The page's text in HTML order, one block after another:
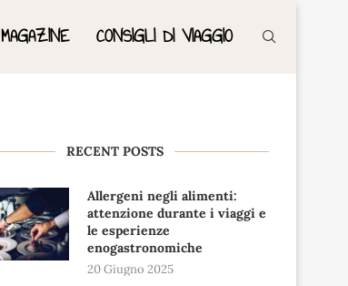
MAGAZINE CONSIGLI DI VIAGGIO
RECENT POSTS
Allergeni negli alimenti:
attenzione durante i viaggi e
le esperienze
enogastronomiche
20 Giugno 2025